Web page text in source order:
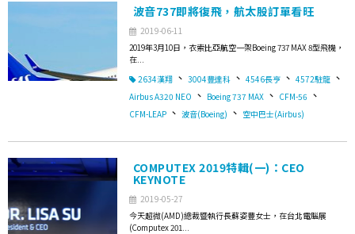
波音737即將復飛，航太股訂單看旺
2019-06-11
2019年3月10日，衣索比亞航空一架Boeing 737 MAX 8型飛機，
在...
2634漢翔 、 3004豐達科 、 4546長亨 、 4572駐龍 、
Airbus A320 NEO 、 Boeing 737 MAX 、 CFM-56 、
CFM-LEAP 、 波音(Boeing) 、 空中巴士(Airbus)
COMPUTEX 2019特輯(一)：CEO
KEYNOTE
2019-05-27
今天超微(AMD)總裁暨執行長蘇姿豐女士，在台北電腦展
(Computex 201...